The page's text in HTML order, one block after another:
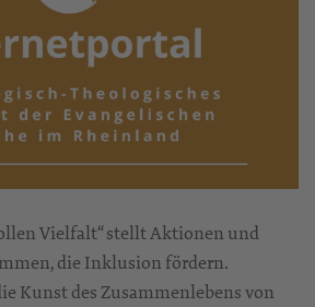
Vielfalt“ stellt Aktionen und
die Inklusion fördern.
Kunst des Zusammenlebens von